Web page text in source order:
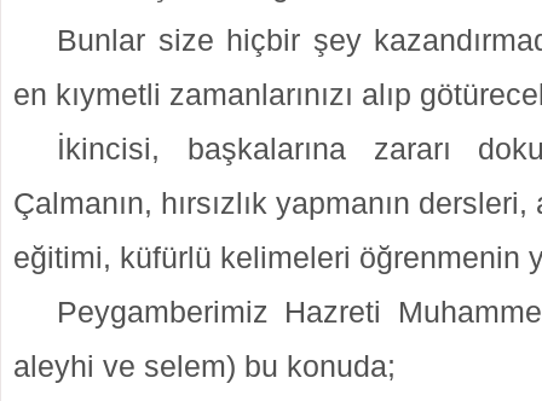
Bunlar size hiçbir şey
en kıymetli zamanlarınızı alıp
İkincisi, başkalarına zararı
Çalmanın, hırsızlık yapmanın
eğitimi, küfürlü kelimeleri öğrenmenin
Peygamberimiz Hazreti
aleyhi ve selem) bu konuda;